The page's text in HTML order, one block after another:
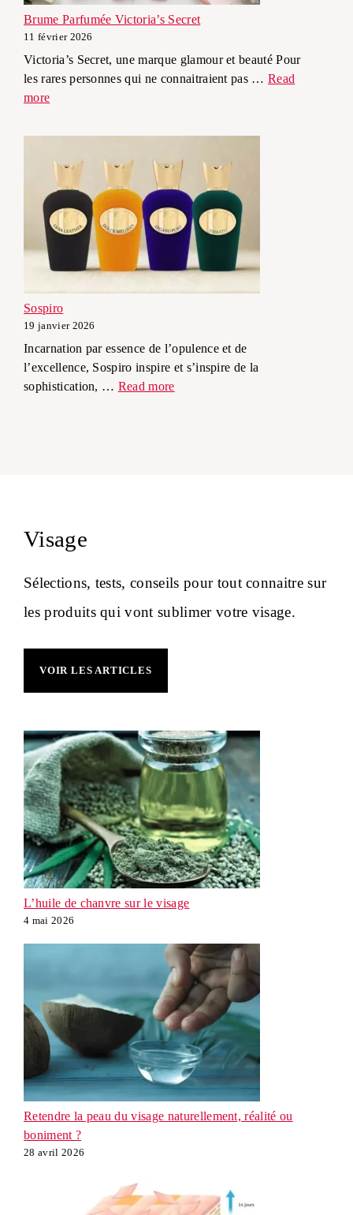
Brume Parfumée Victoria’s Secret
11 février 2026
Victoria’s Secret, une marque glamour et beauté Pour
les rares personnes qui ne connaitraient pas …Read
more
Sospiro
19 janvier 2026
Incarnation par essence de l’opulence et de
l’excellence, Sospiro inspire et s’inspire de la
sophistication, … Read more
Visage
Sélections, tests, conseils pour tout connaitre sur
les produits qui vont sublimer votre visage.
VOIR LES ARTICLES
L’huile de chanvre sur le visage
4 mai 2026
Retendre la peau du visage naturellement, réalité ou
boniment ?
28 avril 2026